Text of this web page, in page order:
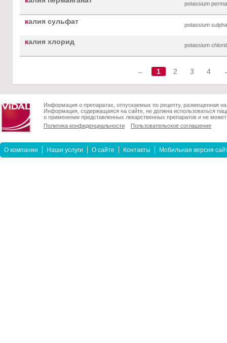
potassium
калия сульфат potassium
калия хлорид potassium
← 1 2 3 4
Информация о препаратах, отпускаемых по рецепту, размещенная
Информация, содержащаяся на сайте, не должна использоваться
о применении представленных лекарственных препаратов и не
Политика конфиденциальности
Пользовательское соглашение
О компании Наши услуги О сайте Контакты Мобильная версия